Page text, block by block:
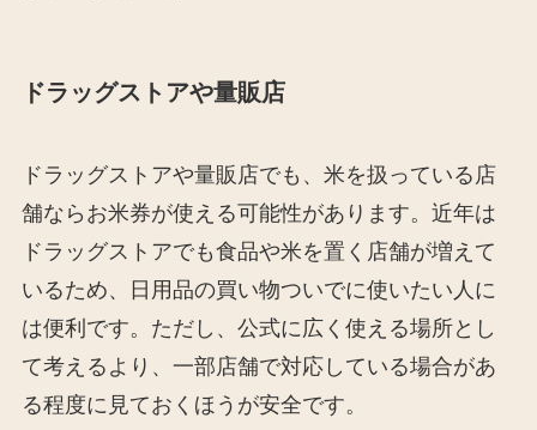
ドラッグストアや量販店
ドラッグストアや量販店でも、米を扱っている店
舗ならお米券が使える可能性があります。近年は
ドラッグストアでも食品や米を置く店舗が増えて
いるため、日用品の買い物ついでに使いたい人に
は便利です。ただし、公式に広く使える場所とし
て考えるより、一部店舗で対応している場合があ
る程度に見ておくほうが安全です。